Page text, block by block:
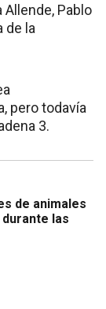
Pablo
de la
pero todavía
3.
de animales
las